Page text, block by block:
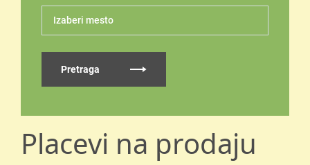
Izaberi mesto
Pretraga
Placevi na prodaju